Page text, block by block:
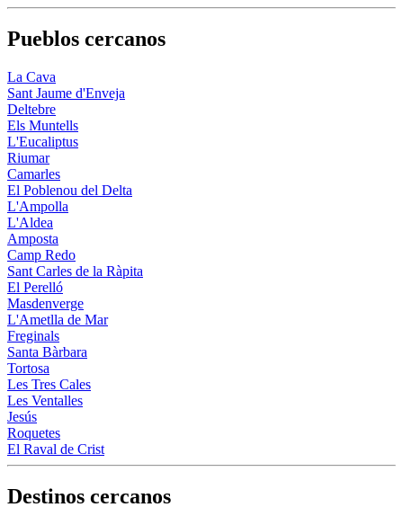
Pueblos cercanos
La Cava
Sant Jaume d'Enveja
Deltebre
Els Muntells
L'Eucaliptus
Riumar
Camarles
El Poblenou del Delta
L'Ampolla
L'Aldea
Amposta
Camp Redo
Sant Carles de la Ràpita
El Perelló
Masdenverge
L'Ametlla de Mar
Freginals
Santa Bàrbara
Tortosa
Les Tres Cales
Les Ventalles
Jesús
Roquetes
El Raval de Crist
Destinos cercanos